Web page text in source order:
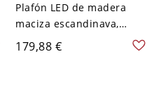
Plafón LED de madera
maciza escandinava,
luminaria de techo
rectangular de perfil bajo
179,88 €